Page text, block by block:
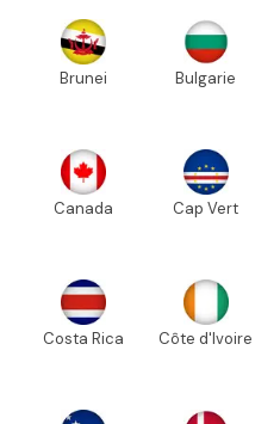
Brunei Bulgarie
Canada Cap Vert
Costa Rica Côte d'Ivoire